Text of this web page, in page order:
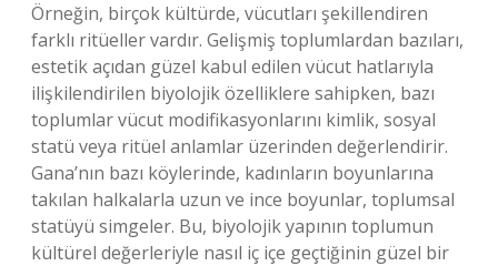
Örneğin, birçok kültürde, vücutları şekillendiren
farklı ritüeller vardır. Gelişmiş toplumlardan bazıları,
estetik açıdan güzel kabul edilen vücut hatlarıyla
ilişkilendirilen biyolojik özelliklere sahipken, bazı
toplumlar vücut modifikasyonlarını kimlik, sosyal
statü veya ritüel anlamlar üzerinden değerlendirir.
Gana’nın bazı köylerinde, kadınların boyunlarına
takılan halkalarla uzun ve ince boyunlar, toplumsal
statüyü simgeler. Bu, biyolojik yapının toplumun
kültürel değerleriyle nasıl iç içe geçtiğinin güzel bir